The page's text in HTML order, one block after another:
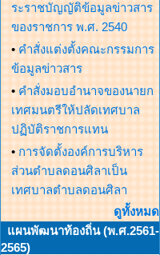
ระราชบัญญัติข้อมูลข่าวสาร
ของราชการ พ.ศ. 2540
• คำสั่งแต่งตั้งคณะกรรมการ
ข้อมูลข่าวสาร
• คำสั่งมอบอำนาจของนายก
เทศมนตรีให้ปลัดเทศบาล
ปฏิบัติราชการแทน
• การจัดตั้งองค์การบริหาร
ส่วนตำบลดอนศิลาเป็น
เทศบาลตำบลดอนศิลา
ดูทั้งหมด
แผนพัฒนาท้องถิ่น (พ.ศ.2561-
2565)